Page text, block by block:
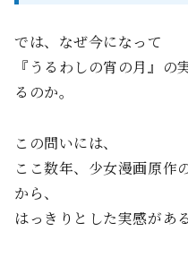
では、なぜ今になって
『うるわしの宵の月』
るのか。
この問いには、
ここ数年、少女漫画原作
から、
はっきりとした実感がある